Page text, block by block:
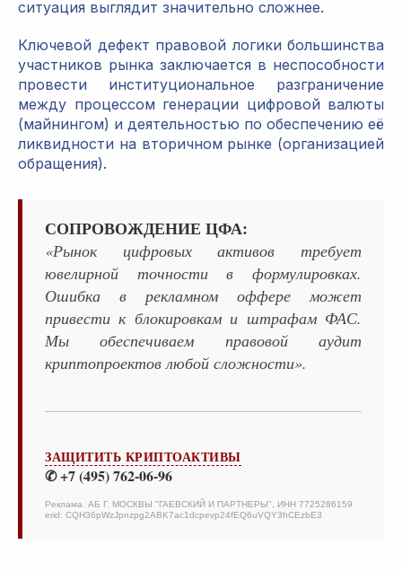
ситуация выглядит значительно сложнее.
Ключевой дефект правовой логики большинства
участников рынка заключается в неспособности
провести институциональное разграничение
между процессом генерации цифровой валюты
(майнингом) и деятельностью по обеспечению её
ликвидности на вторичном рынке (организацией
обращения).
СОПРОВОЖДЕНИЕ ЦФА:
«Рынок цифровых активов требует
ювелирной точности в формулировках.
Ошибка в рекламном оффере может
привести к блокировкам и штрафам ФАС.
Мы обеспечиваем правовой аудит
криптопроектов любой сложности».
ЗАЩИТИТЬ КРИПТОАКТИВЫ
✆ +7 (495) 762-06-96
Реклама. АБ Г. МОСКВЫ "ГАЕВСКИЙ И ПАРТНЕРЫ", ИНН 7725286159
erid: CQH36pWzJpnzpg2ABK7ac1dcpevp24fEQ6uVQY3hCEzbE3